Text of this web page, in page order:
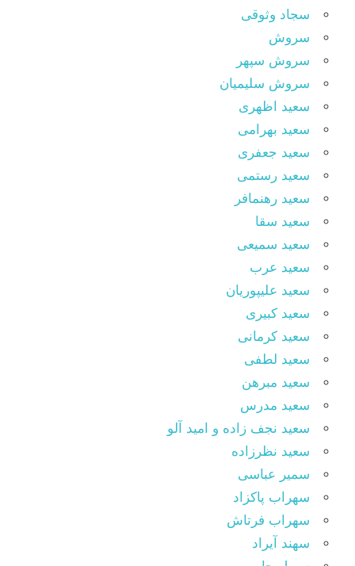
سجاد وثوقى
سروش
سروش سپهر
سروش سلیمیان
سعید اظهری
سعید بهرامی
سعید جعفری
سعید رستمی
سعید رهنمافر
سعید سقا
سعید سمیعی
سعید عرب
سعید علیپوریان
سعید کبیری
سعید کرمانی
سعید لطفی
سعید مبرهن
سعید مدرس
سعید نجف زاده و امید آلو
سعید نظرزاده
سمیر عباسی
سهراب پاکزاد
سهراب فرتاش
سهند آیراد